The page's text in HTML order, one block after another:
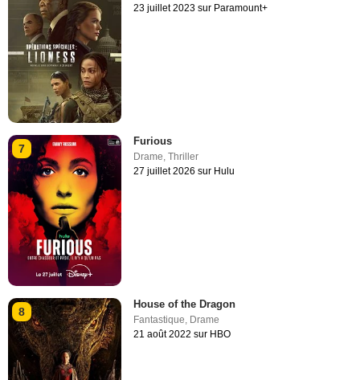
23 juillet 2023 sur Paramount+
7
Furious
Drame,Thriller
27 juillet 2026 sur Hulu
8
House of the Dragon
Fantastique, Drame
21 août 2022 sur HBO